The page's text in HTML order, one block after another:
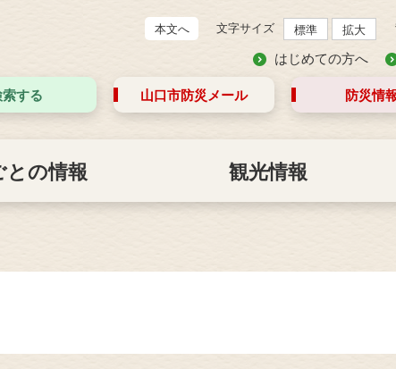
本文へ 文字サイズ 標準 拡大
はじめての方へ
する 山口市防災 メール 防災情
との情報 観光情報